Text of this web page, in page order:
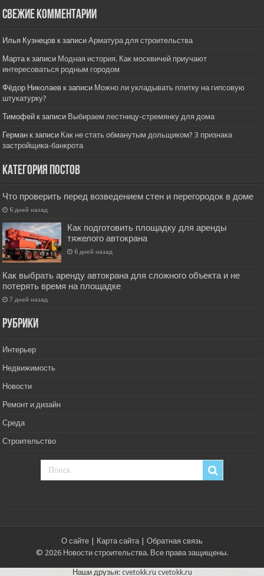
Свежие комментарии
Илья Кузнецов к записиАрматура для строительства
Марта к записи Модная история. Как москвичей приучают
интересоваться родным городом
Фёдор Николаев к записи Можно ли укладывать плитку на гипсовую
штукатурку?
Тимофей к записи Выбираем лестницу-стремянку для дома
Герман к записи Как не стать обманутым дольщиком? 3 признака
застройщика-банкрота
Категория постов
Что проверить перед возведением стен и перегородок в доме
6 дней назад
Как подготовить площадку для аренды
тяжелого автокрана
6 дней назад
Как выбрать аренду автокрана для сложного объекта и не
потерять время на площадке
7 дней назад
РУбрики
Интерьер
Недвижимость
Новости
Ремонт и дизайн
Среда
Строительство
О сайте Карта сайта
Обратная связь
© 2026 Новости строительства. Все права защищены.
Наши друзья: cvetokk.ru cvetokk.ru